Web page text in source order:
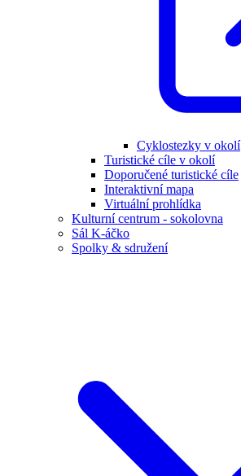
Cyklostezky v okolí
Turistické cíle v okolí
Doporučené turistické cíle
Interaktivní mapa
Virtuální prohlídka
Kulturní centrum - sokolovna
Sál K-áčko
Spolky & sdružení